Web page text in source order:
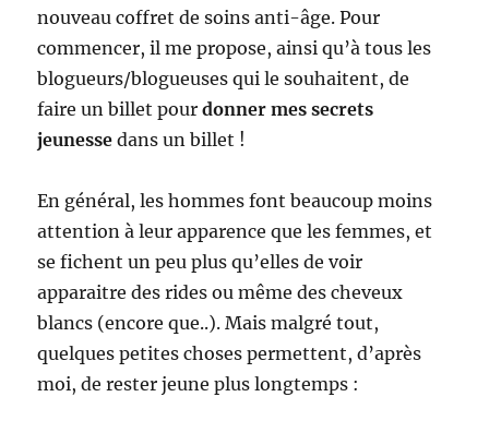
nouveau coffret de soins anti-âge. Pour
commencer, il me propose, ainsi qu’à tous les
blogueurs/blogueuses qui le souhaitent, de
faire un billet pourdonner mes secrets
jeunesse dans un billet !
En général, les hommes font beaucoup moins
attention à leur apparence que les femmes, et
se fichent un peu plus qu’elles de voir
apparaitre des rides ou même des cheveux
blancs (encore que..). Mais malgré tout,
quelques petites choses permettent, d’après
moi, de rester jeune plus longtemps :